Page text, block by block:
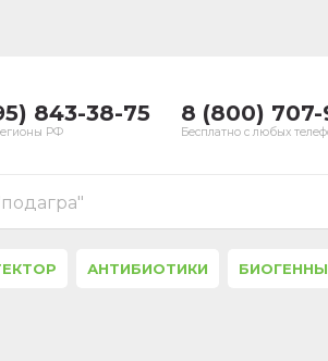
843-38-75
РФ
8 (800)
Бесплатно с любых
АНТИБИОТИКИ